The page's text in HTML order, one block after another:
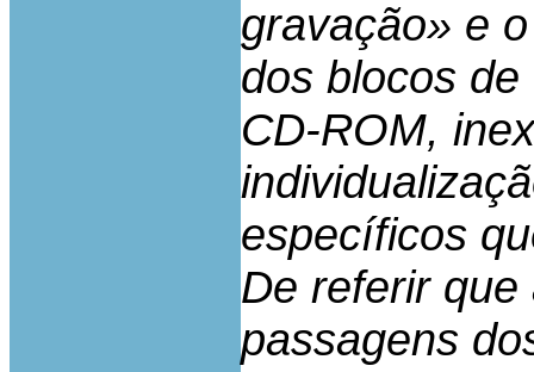
gravação» e
dos blocos
CD-ROM,
específicos
De referir
passagens